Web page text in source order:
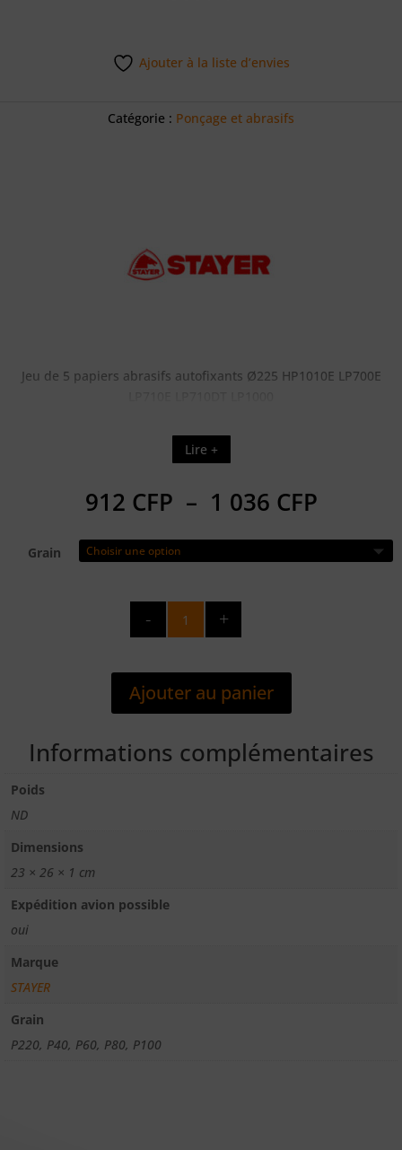
Ajouter à la liste d’envies
Catégorie : Ponçage et abrasifs
Jeu de 5 papiers abrasifs autofixants Ø225 HP1010E LP700E
Lire +
912 CFP – 1 036 CFPPlage
prix :
912
Grain
quantité
DE
5
PAPIERS
AUTOFIXANTS
Ajouter au panier
Informations complémentaires
Poids
ND
Dimensions
23 × 26 × 1 cm
Expédition avion possible
oui
Marque
STAYER
Grain
P220, P40, P60, P80, P100